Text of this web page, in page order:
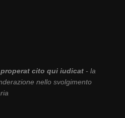
cito qui iudicat- la
nello svolgimento